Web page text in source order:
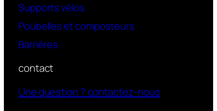
Supports vélos
Poubelles et composteurs
Barrières
contact
Une question ? contactez-nous